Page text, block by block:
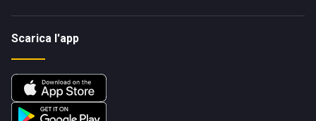
Scarica l'app